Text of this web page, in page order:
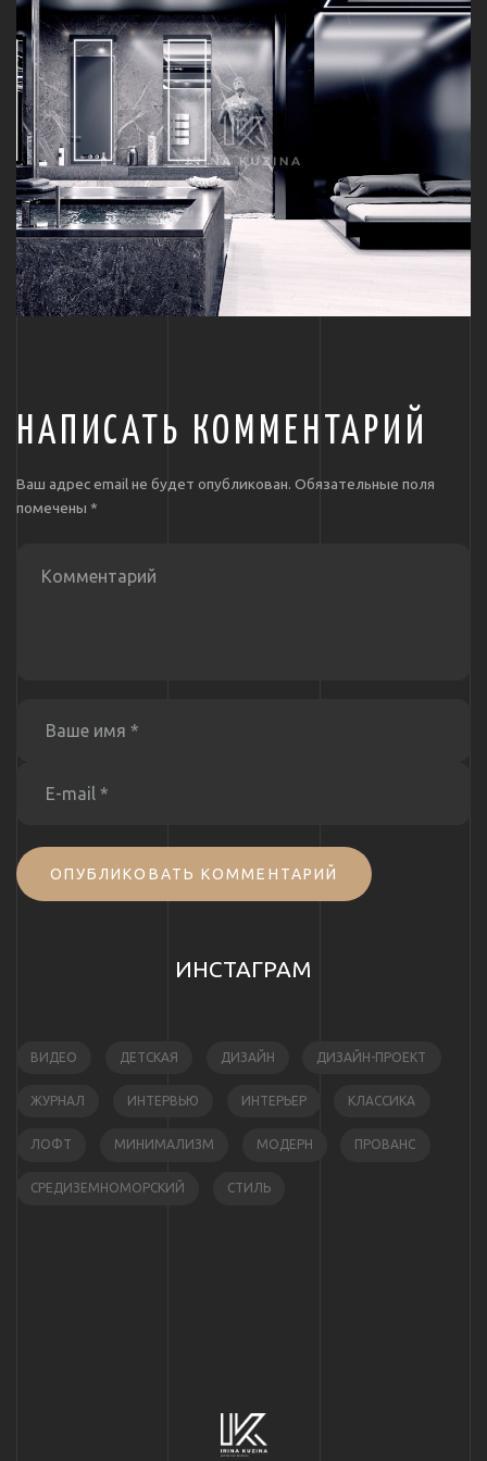
НАПИСАТЬ КОММЕНТАРИЙ
Ваш адрес email не будет опубликован. Обязательные поля
помечены *
ОПУБЛИКОВАТЬ КОММЕНТАРИЙ
ИНСТАГРАМ
ВИДЕО ДЕТСКАЯ ДИЗАЙН ДИЗАЙН-ПРОЕКТ
ЖУРНАЛ ИНТЕРВЬЮ ИНТЕРЬЕР КЛАССИКА
ЛОФТ МИНИМАЛИЗМ МОДЕРН ПРОВАНС
СРЕДИЗЕМНОМОРСКИЙ СТИЛЬ